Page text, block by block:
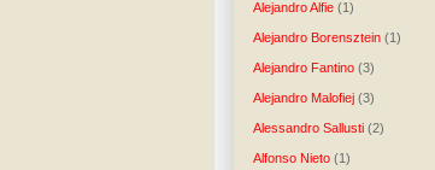
Alejandro Alfie (1)
Alejandro Borensztein (1)
Alejandro Fantino (3)
Alejandro Malofiej (3)
Alessandro Sallusti (2)
Alfonso Nieto (1)